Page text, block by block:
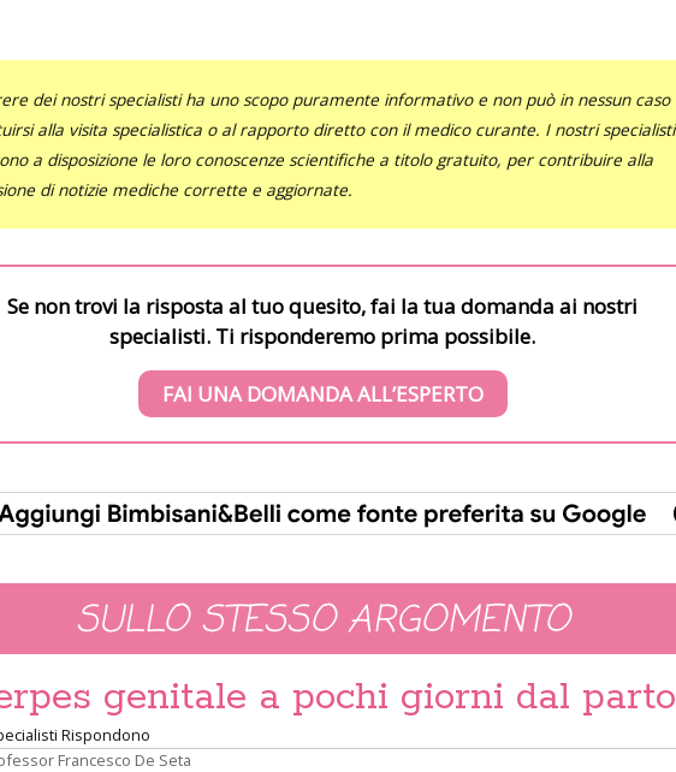
dei nostri specialisti ha uno scopo puramente informativo e non può in nessun caso
alla visita specialistica o al rapporto diretto con il medico curante. I nostri specialisti
a disposizione le loro conoscenze scientifiche a titolo gratuito, per contribuire alla
di notizie mediche corrette e aggiornate.
Se non trovi la risposta al tuo quesito, fai la tua domanda ai nostri
specialisti. Ti risponderemo prima possibile.
FAI UNA DOMANDA ALL’ESPERTO
SULLO STESSO ARGOMENTO
genitale a pochi giorni dal parto
Rispondono
Francesco De Seta